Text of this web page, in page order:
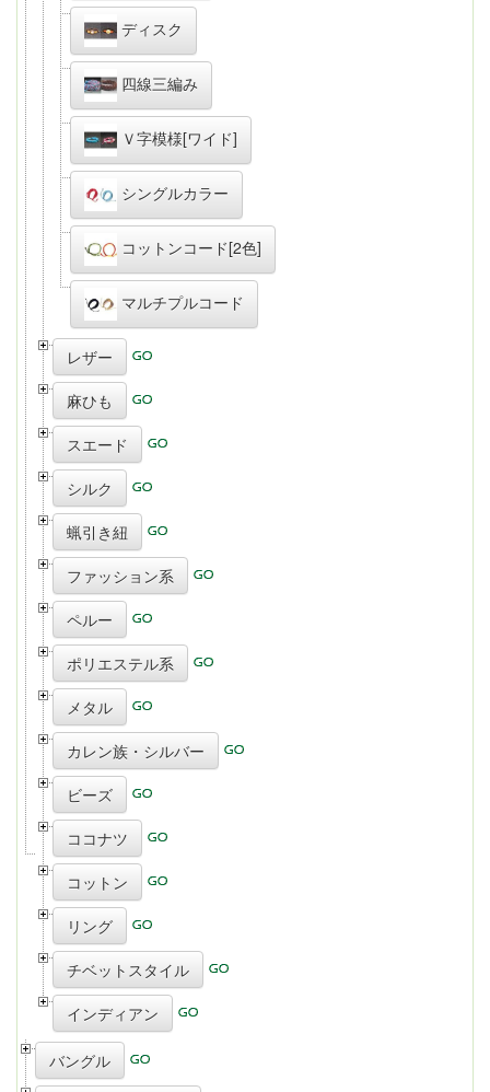
ディスク
四線三編み
Ｖ字模様[ワイド]
シングルカラー
コットンコード[2色]
マルチプルコード
レザー
麻ひも
スエード
シルク
蝋引き紐
ファッション系
ペルー
ポリエステル系
メタル
カレン族・シルバー
ビーズ
ココナツ
コットン
リング
チベットスタイル
インディアン
バングル